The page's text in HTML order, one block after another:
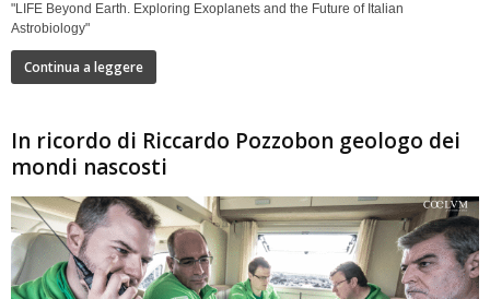
"LIFE Beyond Earth. Exploring Exoplanets and the Future of Italian
Astrobiology"
Continua a leggere
In ricordo di Riccardo Pozzobon geologo dei
mondi nascosti